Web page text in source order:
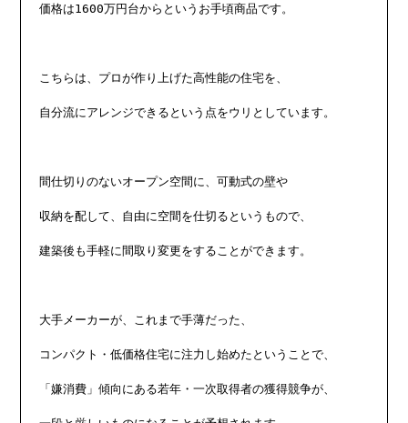
価格は1600万円台からというお手頃商品です。
こちらは、プロが作り上げた高性能の住宅を、
自分流にアレンジできるという点をウリとしています。
間仕切りのないオープン空間に、可動式の壁や
収納を配して、自由に空間を仕切るというもので、
建築後も手軽に間取り変更をすることができます。
大手メーカーが、これまで手薄だった、
コンパクト・低価格住宅に注力し始めたということで、
「嫌消費」傾向にある若年・一次取得者の獲得競争が、